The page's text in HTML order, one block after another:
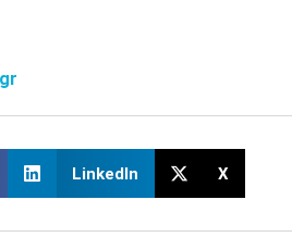
LinkedIn X